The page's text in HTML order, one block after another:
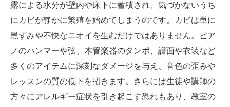
露による水分が壁内や床下に蓄積され、気づかないうち
にカビが静かに繁殖を始めてしまうのです。カビは単に
黒ずみや不快なニオイを生むだけではありません。ピア
ノのハンマーや弦、木管楽器のタンポ、譜面や衣装など
多くのアイテムに深刻なダメージを与え、音色の歪みや
レッスンの質の低下を招きます。さらには生徒や講師の
方々にアレルギー症状を引き起こす恐れもあり、教室の